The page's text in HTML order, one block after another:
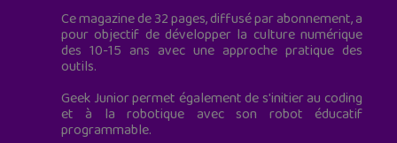
Ce magazine de 32 pages, diffusé par abonnement, a
pour objectif de développer la culture numérique
des 10-15 ans avec une approche pratique des
outils.
Geek Junior permet également de s'initier au coding
et à la robotique avec son robot éducatif
programmable.